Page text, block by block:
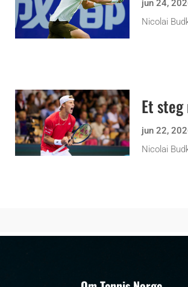
jun 24,
Nicolai
Et
jun 22,
Nicolai